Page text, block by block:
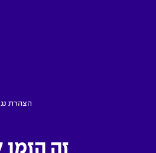
זה
הצהרת